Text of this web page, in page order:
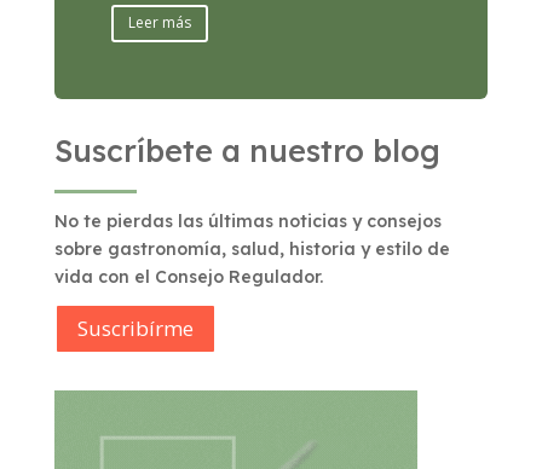
Leer más
Suscríbete a nuestro blog
No te pierdas las últimas noticias y consejos
sobre gastronomía, salud, historia y estilo de
vida con el Consejo Regulador.
Suscribírme